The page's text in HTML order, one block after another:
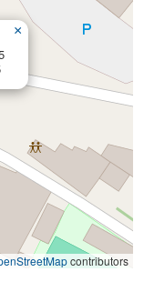
×
contributors